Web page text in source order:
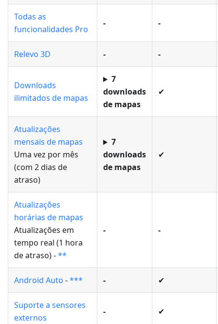
Todas as
funcionalidades Pro
- -
Relevo 3D - -
Downloads
ilimitados de mapas
7
downloads
de mapas
✔
Atualizações
mensais de mapas
Uma vez por mês
(com 2 dias de
atraso)
7
downloads
de mapas
✔
Atualizações
horárias de mapas
Atualizações em
tempo real (1 hora
de atraso) -**
- -
Android Auto -*** - ✔
Suporte a sensores
externos
- ✔